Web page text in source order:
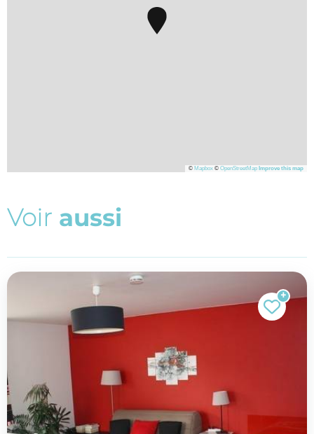
© Mapbox © OpenStreetMap Improve this map
Voir aussi